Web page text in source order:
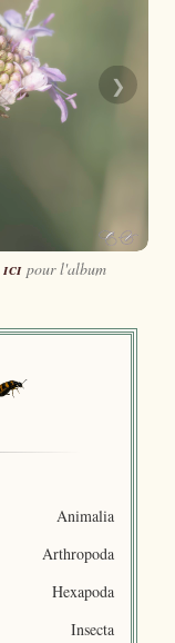
❯
ici pour l'album
Animalia
Arthropoda
Hexapoda
Insecta